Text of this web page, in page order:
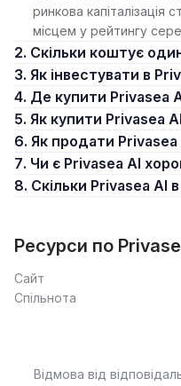
ринкова
місцем у рейтингу
2. Скільки коштує
3. Як інвестувати в
4. Де купити Privasea
5. Як купити Privasea
6. Як продати Privasea
7. Чи є Privasea AI
8. Скільки Privasea AI
Ресурси по
Сайт
Спільнота
Відмова від